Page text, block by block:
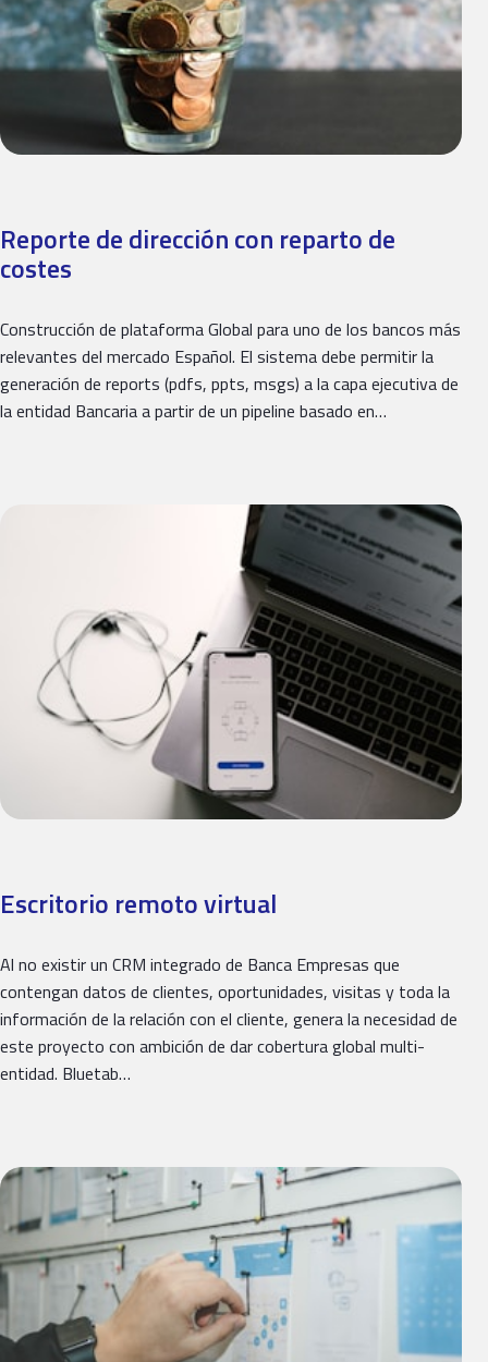
Reporte de dirección con reparto de
costes
Construcción de plataforma Global para uno de los bancos más
relevantes del mercado Español. El sistema debe permitir la
generación de reports (pdfs, ppts, msgs) a la capa ejecutiva de
la entidad Bancaria a partir de un pipeline basado en…
Escritorio remoto virtual
Al no existir un CRM integrado de Banca Empresas que
contengan datos de clientes, oportunidades, visitas y toda la
información de la relación con el cliente, genera la necesidad de
este proyecto con ambición de dar cobertura global multi-
entidad. Bluetab…